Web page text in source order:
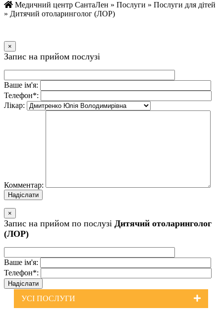
Медичний центр СантаЛен » Послуги » Послуги для дітей
» Дитячий отоларинголог (ЛОР)
×
Запис на прийом послузi
Ваше iм'я:
Телефон*:
Лiкар:
Комментар:
×
Запис на прийом по послузi Дитячий отоларинголог
(ЛОР)
Ваше iм'я:
Телефон*:
УСI ПОСЛУГИ